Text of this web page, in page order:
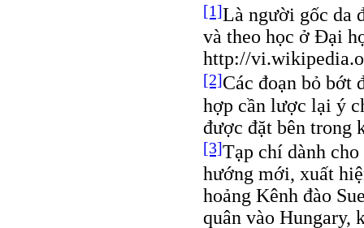
[1]Là người gốc da
và theo học ở Đại
http://
[2]Các đoạn bỏ bớt
hợp cần lược lại ý
được đặt bên trong
[3]Tạp chí dành
hướng mới, xuất
hoảng Kênh đào
quân vào Hungary,